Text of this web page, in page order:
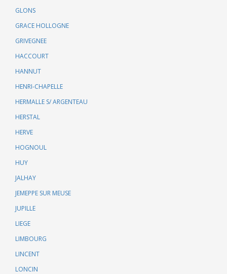
GLONS
GRACE HOLLOGNE
GRIVEGNEE
HACCOURT
HANNUT
HENRI-CHAPELLE
HERMALLE S/ ARGENTEAU
HERSTAL
HERVE
HOGNOUL
HUY
JALHAY
JEMEPPE SUR MEUSE
JUPILLE
LIEGE
LIMBOURG
LINCENT
LONCIN